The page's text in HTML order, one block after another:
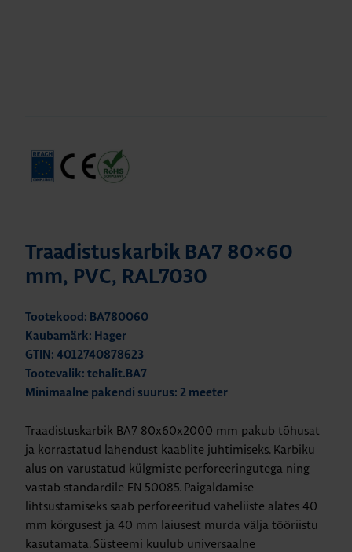
Traadistuskarbik BA7 80×60
mm, PVC, RAL7030
Tootekood: BA780060
Kaubamärk: Hager
GTIN: 4012740878623
Tootevalik: tehalit.BA7
Minimaalne pakendi suurus: 2 meeter
Traadistuskarbik BA7 80x60x2000 mm pakub tõhusat
ja korrastatud lahendust kaablite juhtimiseks. Karbiku
alus on varustatud külgmiste perforeeringutega ning
vastab standardile EN 50085. Paigaldamise
lihtsustamiseks saab perforeeritud vaheliiste alates 40
mm kõrgusest ja 40 mm laiusest murda välja tööriistu
kasutamata. Süsteemi kuulub universaalne